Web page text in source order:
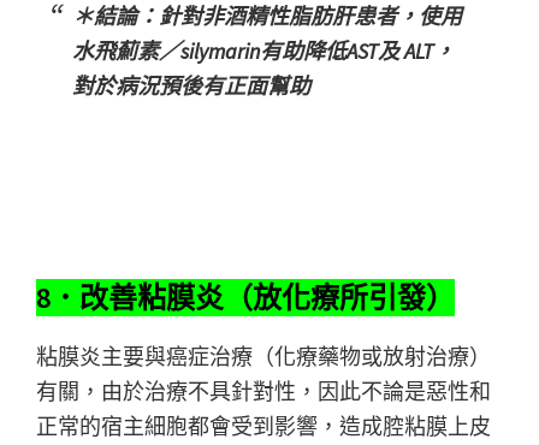
＊結論：針對非酒精性脂肪肝患者，使用
水飛薊素／silymarin有助降低AST及 ALT，
對於病況預後有正面幫助
8．改善粘膜炎（放化療所引發）
粘膜炎主要與癌症治療（化療藥物或放射治療）
有關，由於治療不具針對性，因此不論是惡性和
正常的宿主細胞都會受到影響，造成腔粘膜上皮